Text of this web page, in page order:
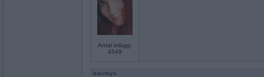
Antal inlägg:
4549
travmys